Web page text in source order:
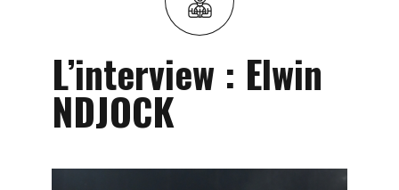
L’interview : Elwin
NDJOCK